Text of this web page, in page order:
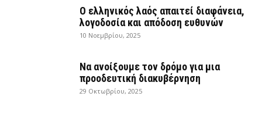
Ο ελληνικός λαός απαιτεί διαφάνεια,
λογοδοσία και απόδοση ευθυνών
10 Νοεμβρίου, 2025
Να ανοίξουμε τον δρόμο για μια
προοδευτική διακυβέρνηση
29 Οκτωβρίου, 2025